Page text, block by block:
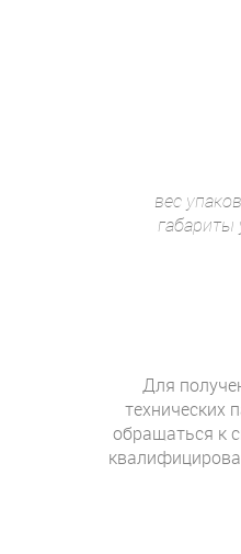
вес
Для
технических
обращаться к